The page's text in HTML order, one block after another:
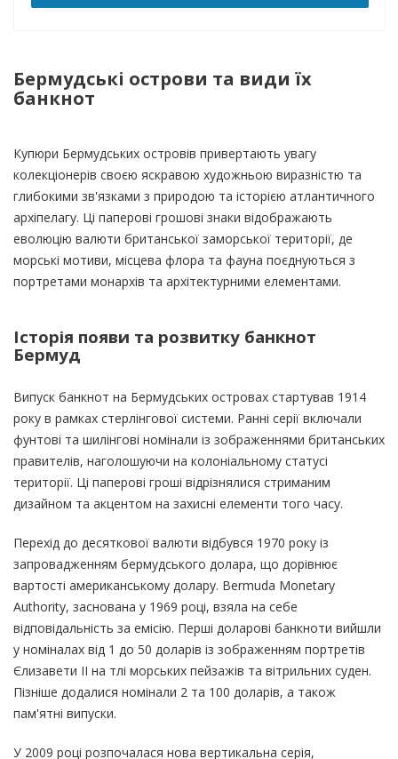
Бермудські острови та види їх
банкнот
Купюри Бермудських островів привертають увагу
колекціонерів своєю яскравою художньою виразністю та
глибокими зв'язками з природою та історією атлантичного
архіпелагу. Ці паперові грошові знаки відображають
еволюцію валюти британської заморської території, де
морські мотиви, місцева флора та фауна поєднуються з
портретами монархів та архітектурними елементами.
Історія появи та розвитку банкнот
Бермуд
Випуск банкнот на Бермудських островах стартував 1914
року в рамках стерлінгової системи. Ранні серії включали
фунтові та шилінгові номінали із зображеннями британських
правителів, наголошуючи на колоніальному статусі
території. Ці паперові гроші відрізнялися стриманим
дизайном та акцентом на захисні елементи того часу.
Перехід до десяткової валюти відбувся 1970 року із
запровадженням бермудського долара, що дорівнює
вартості американському долару. Bermuda Monetary
Authority, заснована у 1969 році, взяла на себе
відповідальність за емісію. Перші доларові банкноти вийшли
у номіналах від 1 до 50 доларів із зображенням портретів
Єлизавети II на тлі морських пейзажів та вітрильних суден.
Пізніше додалися номінали 2 та 100 доларів, а також
пам'ятні випуски.
У 2009 році розпочалася нова вертикальна серія,